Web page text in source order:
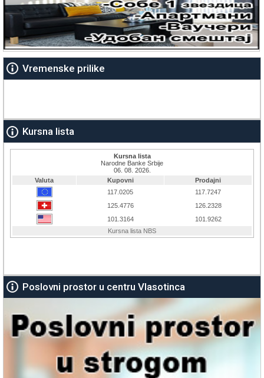
Vremenske prilike
Kursna lista
Poslovni prostor u centru Vlasotinca